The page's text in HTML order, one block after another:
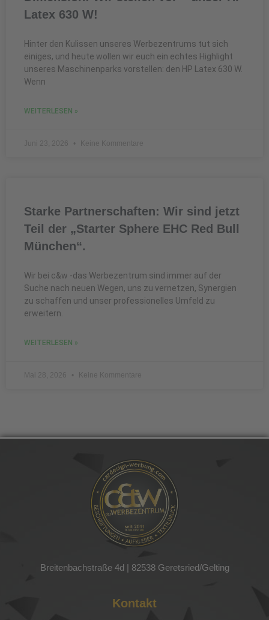
Latex 630 W!
Hinter den Kulissen unseres Werbezentrums tut sich
einiges, und heute wollen wir euch ein echtes Highlight
unseres Maschinenparks vorstellen: den HP Latex 630 W.
Wenn
WEITERLESEN »
Juni 23, 2026 Keine Kommentare
Starke Partnerschaften: Wir sind jetzt
Teil der „Starter Sphere EHC Red Bull
München“.
Wir bei c&w -das Werbezentrum sind immer auf der
Suche nach neuen Wegen, uns zu vernetzen, Synergien
zu schaffen und unser professionelles Umfeld zu
erweitern.
WEITERLESEN »
Mai 28, 2026 Keine Kommentare
Breitenbachstraße 4d | 82538 Geretsried/Gelting
Kontakt